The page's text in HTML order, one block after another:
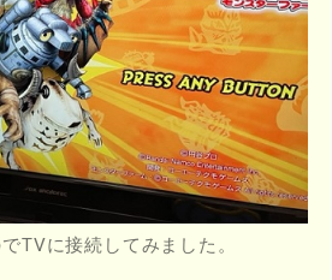
TVに接続してみました。